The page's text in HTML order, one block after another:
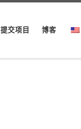
提交项目 博客